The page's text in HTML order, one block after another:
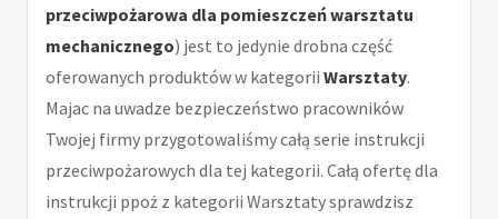
przeciwpożarowa dla pomieszczeń warsztatu
mechanicznego) jest to jedynie drobna część
oferowanych produktów w kategorii Warsztaty.
Majac na uwadze bezpieczeństwo pracowników
Twojej firmy przygotowaliśmy całą serie instrukcji
przeciwpożarowych dla tej kategorii. Całą ofertę dla
instrukcji ppoż z kategorii Warsztaty sprawdzisz